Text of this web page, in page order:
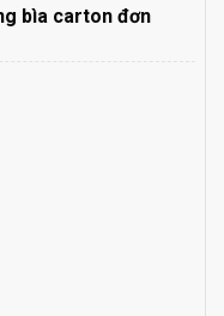
bìa carton đơn